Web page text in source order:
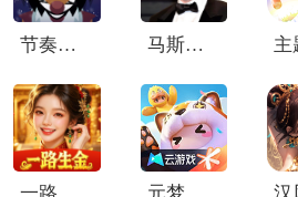
节奏盒子Santa模组 马斯克模拟器免费版